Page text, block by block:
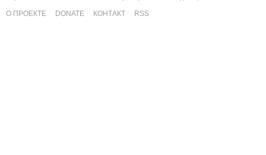
О ПРОЕКТЕ
DONATE КОНТАКТ RSS